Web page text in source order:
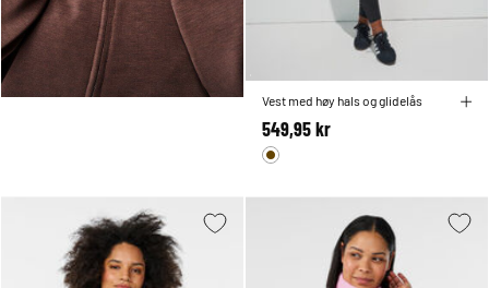
Vest med høy hals og glidelås
549,95 kr